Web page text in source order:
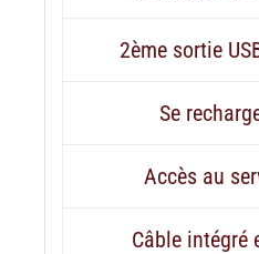
2ème sortie
Se
Accès au
Câble intégré